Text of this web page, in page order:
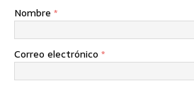
Nombre *
Correo electrónico *